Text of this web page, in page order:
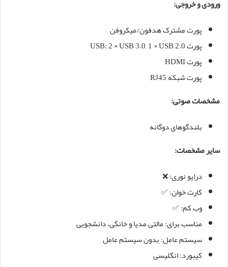
ورودی و خروجی:
پورت مشترک هدفون/میکروفن
پورت USB: 2 × USB 3.0, 1 × USB 2.0
پورت HDMI
پورت شبکه RJ45
مشخصات صوتی:
بلندگوهای دوگانه
سایر مشخصات:
درایو نوری: ❌
کارت خوان: ✅
وب کم: ✅
مناسب برای: مالتی مدیا و خانگی، دانشجویی
سیستم عامل: بدون سیستم عامل
کیبورد: انگلیسی